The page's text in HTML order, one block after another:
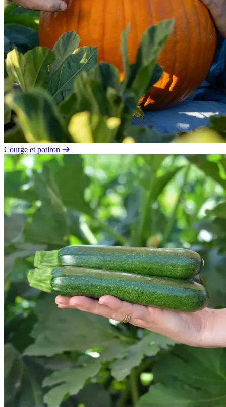
Courge et potiron